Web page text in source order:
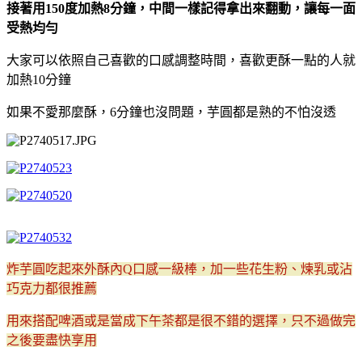
接著用150度加熱8分鐘，中間一樣記得拿出來翻動，讓每一面
受熱均勻
大家可以依照自己喜歡的口感調整時間，喜歡更酥一點的人就
加熱10分鐘
如果不愛那麼酥，6分鐘也沒問題，芋圓都是熟的不怕沒透
炸芋圓吃起來外酥內Q口感一級棒，加一些花生粉、煉乳或沾
巧克力都很推薦
用來搭配啤酒或是當成下午茶都是很不錯的選擇，只不過做完
之後要盡快享用